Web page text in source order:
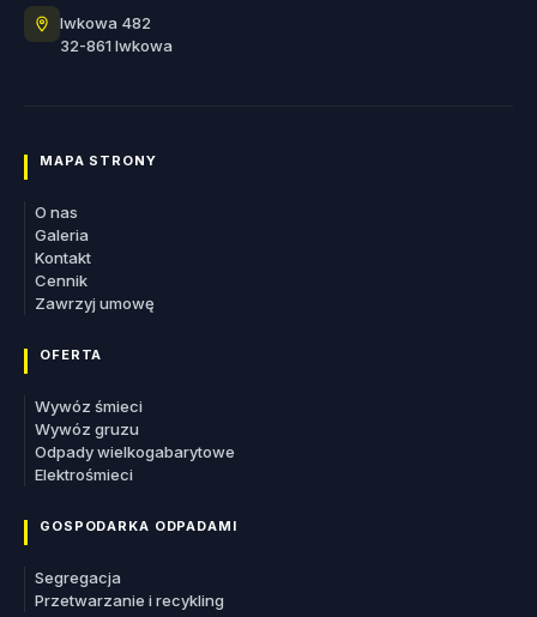
Iwkowa 482
32-861 Iwkowa
MAPA STRONY
O nas
Galeria
Kontakt
Cennik
Zawrzyj umowę
OFERTA
Wywóz śmieci
Wywóz gruzu
Odpady wielkogabarytowe
Elektrośmieci
GOSPODARKA ODPADAMI
Segregacja
Przetwarzanie i recykling